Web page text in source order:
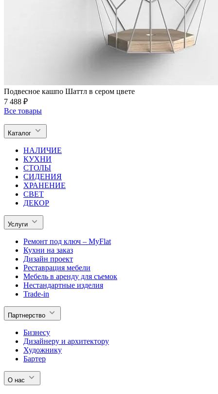
Подвесное кашпо Шаттл в сером цвете
7 488 ₽
Все товары
Каталог
НАЛИЧИЕ
КУХНИ
СТОЛЫ
СИДЕНИЯ
ХРАНЕНИЕ
СВЕТ
ДЕКОР
Услуги
Ремонт под ключ – MyFlat
Кухни на заказ
Дизайн проект
Реставрация мебели
Мебель в аренду для съемок
Нестандартные изделия
Trade-in
Партнерство
Бизнесу
Дизайнеру и архитектору
Художнику
Бартер
О нас